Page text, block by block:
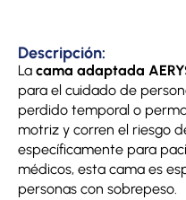
Descripción:
La cama adaptada
para el cuidado de
perdido temporal o
motriz y corren el riesgo
específicamente para
médicos, esta cama es
personas con sobrepeso.